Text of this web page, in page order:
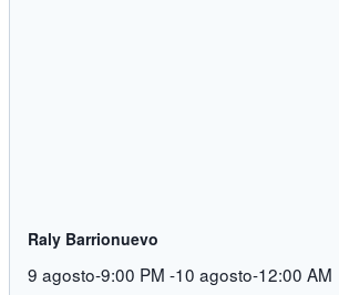
Raly Barrionuevo
9 agosto-9:00 PM -10 agosto-12:00 AM